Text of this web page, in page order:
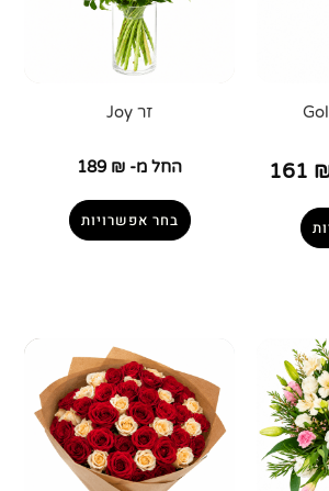
161
זר Joy
החל מ- 189 ₪
בחר אפשרויות